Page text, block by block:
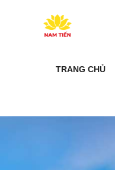
TRANG CHỦ